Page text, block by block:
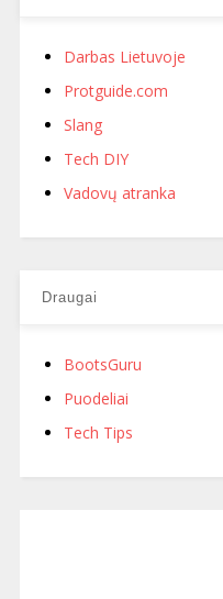
Darbas Lietuvoje
Protguide.com
Slang
Tech DIY
Vadovų atranka
Draugai
BootsGuru
Puodeliai
Tech Tips